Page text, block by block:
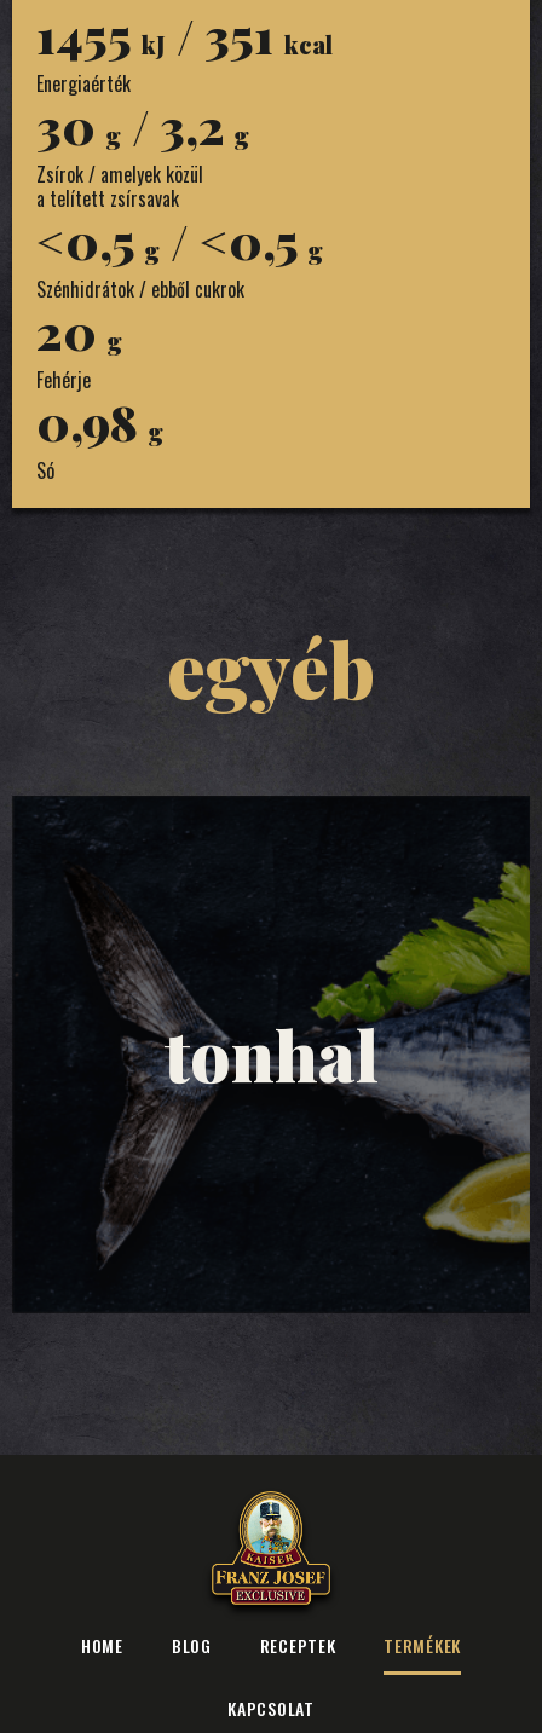
1455 kJ / 351 kcal
Energiaérték
30 g / 3,2 g
Zsírok / amelyek közül
a telített zsírsavak
<0,5 g / <0,5 g
Szénhidrátok / ebből cukrok
20 g
Fehérje
0,98 g
Só
egyéb
tonhal saláták
HOME BLOG RECEPTEK TERMÉKEK
KAPCSOLAT